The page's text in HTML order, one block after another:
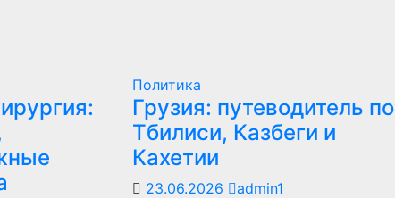
Политика
Грузия: путеводитель по
Тбилиси, Казбеги и
Кахетии
23.06.2026 admin1